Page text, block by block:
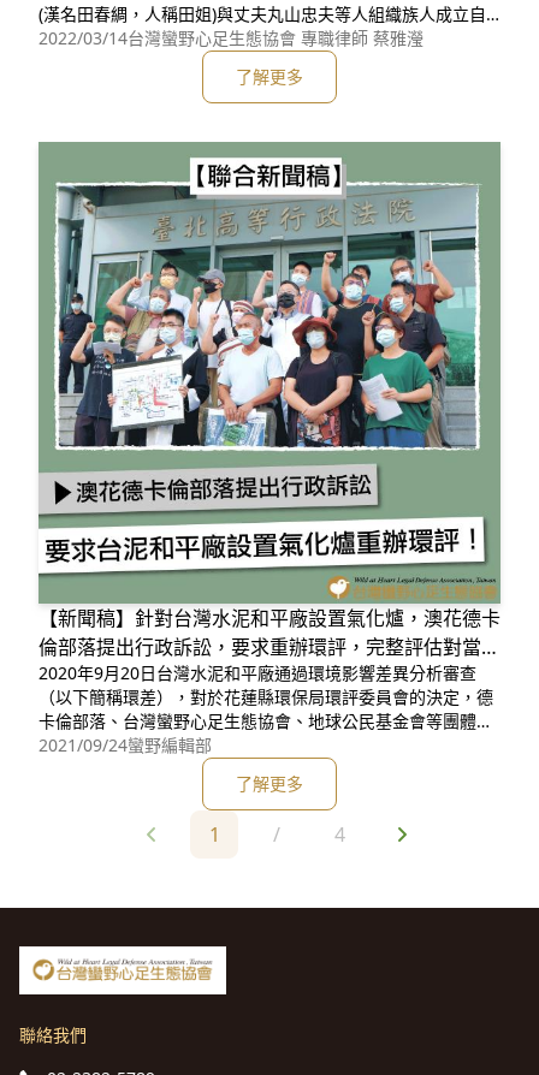
(漢名田春綢，人稱田姐)與丈夫丸山忠夫等人組織族人成立自
救會，發起「反亞泥‧還我土地」運動。 2004年本會成立
後，開始協助世代居住耕作的土地遭亞泥佔據的太魯閣族人，
辦理土地所有權移轉登記，同時研
2022/03/14台灣蠻野心足生態協會 專職律師 蔡雅瀅
了解更多
【新聞稿】針對台灣水泥和平廠設置氣化爐，澳花德卡
倫部落提出行政訴訟，要求重辦環評，完整評估對當地
居民的影響
2020年9月20日台灣水泥和平廠通過環境影響差異分析審查
（以下簡稱環差），對於花蓮縣環保局環評委員會的決定，德
卡倫部落、台灣蠻野心足生態協會、地球公民基金會等團體提
出行政訴訟，原因是認為水泥廠新增一座「氣化爐」處理花蓮
一天150公噸的生活廢棄物，理當屬於新的開發行為，應該要
進行完整的環境影響評估，而不是只用較為寬鬆的環差來把
關。 台灣水泥和平廠（以下
2021/09/24蠻野編輯部
了解更多
1 / 4
聯絡我們